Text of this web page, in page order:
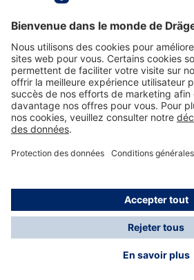
La
Nous contacter
A propos de Dräger
Informations
*Les taxes et les frais d'expédition
dans les prix indiqués, sauf
supplémentaires peuvent